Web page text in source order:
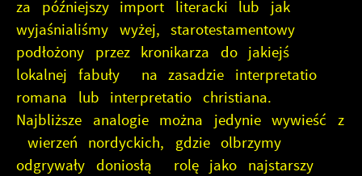
za późniejszy import literacki lub jak
wyjaśnialiśmy wyżej, starotestamentowy
podłożony przez kronikarza do jakiejś
lokalnej fabuły na zasadzie interpretatio
romana lub interpretatio christiana.
Najbliższe analogie można jedynie wywieść z
wierzeń nordyckich, gdzie olbrzymy
odgrywały doniosłą rolę jako najstarszy